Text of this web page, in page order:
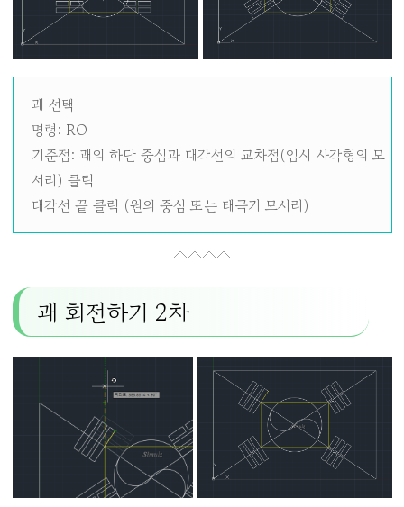
괘 선택
명령: RO
기준점: 괘의 하단 중심과 대각선의 교차점(임시 사각형의 모
서리) 클릭
대각선 끝 클릭 (원의 중심 또는 태극기 모서리)
괘 회전하기 2차